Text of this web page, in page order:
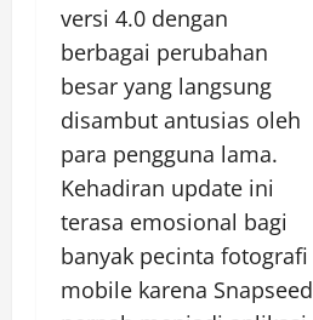
versi 4.0 dengan
berbagai perubahan
besar yang langsung
disambut antusias oleh
para pengguna lama.
Kehadiran update ini
terasa emosional bagi
banyak pecinta fotografi
mobile karena Snapseed